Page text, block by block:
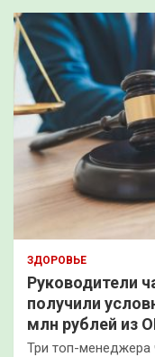
ЗДОРОВЬЕ
Руководители
получили
млн рублей из
Три топ-менеджера